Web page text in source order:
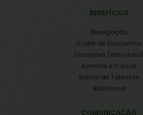
BENEFÍCIOS
Divulgação
Clube de Descontos
Locações (estrutura)
Eventos e Cursos
Banco de Talentos
Biblioteca
COMUNICAÇÃO